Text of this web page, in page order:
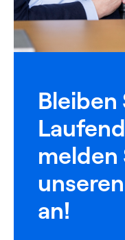
Bleiben
melden
an!